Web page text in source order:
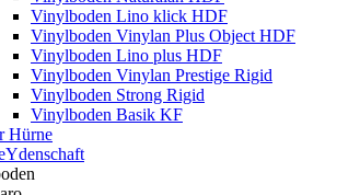
Vinylboden Lino klick HDF
Vinylboden Vinylan Plus Object HDF
Vinylboden Lino plus HDF
Vinylboden Vinylan Prestige Rigid
Vinylboden Strong Rigid
Vinylboden Basik KF
Hürne